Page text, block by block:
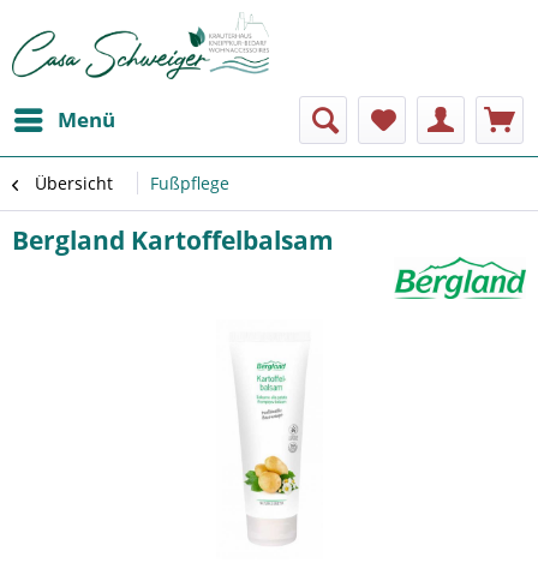
Menü
Übersicht Fußpflege
Bergland Kartoffelbalsam